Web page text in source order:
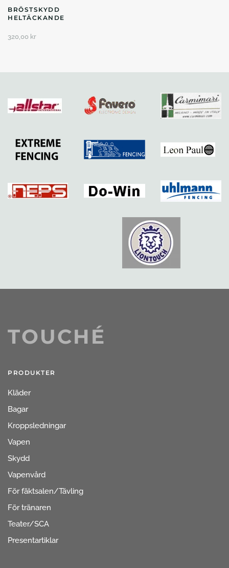
BRÖSTSKYDD
HELTÄCKANDE
320,00 kr
TOUCHÉ
PRODUKTER
Kläder
Bagar
Kroppsledningar
Vapen
Skydd
Vapenvård
För fäktsalen/Tävling
För tränaren
Teater/SCA
Presentartiklar